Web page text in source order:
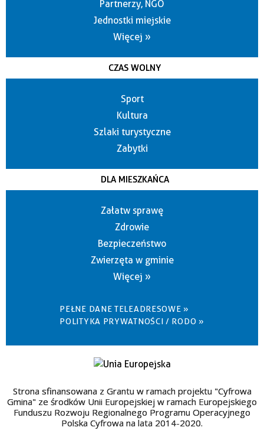
Partnerzy, NGO
Jednostki miejskie
Więcej »
CZAS WOLNY
Sport
Kultura
Szlaki turystyczne
Zabytki
DLA MIESZKAŃCA
Załatw sprawę
Zdrowie
Bezpieczeństwo
Zwierzęta w gminie
Więcej »
PEŁNE DANE TELEADRESOWE »
POLITYKA PRYWATNOŚCI / RODO »
Strona sfinansowana z Grantu w ramach projektu "Cyfrowa
Gmina" ze środków Unii Europejskiej w ramach Europejskiego
Funduszu Rozwoju Regionalnego Programu Operacyjnego
Polska Cyfrowa na lata 2014-2020.